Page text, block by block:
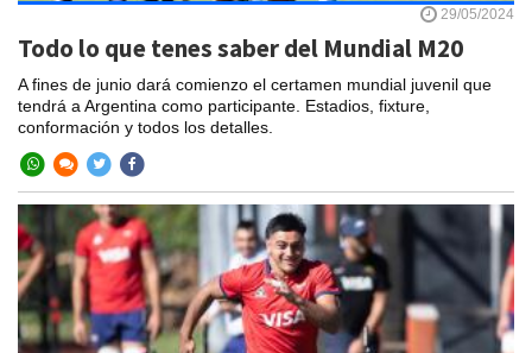
29/05/2024
Todo lo que tenes saber del Mundial M20
A fines de junio dará comienzo el certamen mundial juvenil que
tendrá a Argentina como participante. Estadios, fixture,
conformación y todos los detalles.